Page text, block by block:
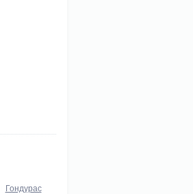
Гондурас